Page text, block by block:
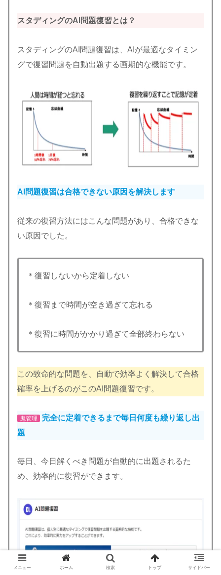
スタディングのAI問題復習とは？
スタディングのAI問題復習は、AIが最適なタイミン
グで復習問題を自動出題する画期的な機能です。
AI問題復習は合格できない原因を解決します
従来の復習方法にはこんな問題があり、合格できな
い原因でした。
＊復習しないから定着しない
＊復習まで時間が空き過ぎて忘れる
＊復習に時間がかかり過ぎて全部終わらない
この致命的な問題を、自動で効率よく解決して合格
確率を上げるのがこのAI問題復習です。
鬼管理
完全に定着できるまで毎日何度も繰り返し出
題
毎日、今日解くべき問題が自動的に出題されるた
め、効率的に復習ができます。
メニュー ホーム 検索 トップ サイドバー